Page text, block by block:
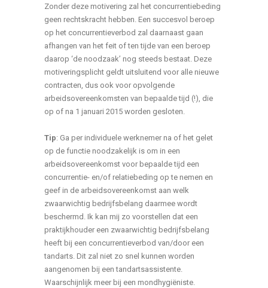
Zonder deze motivering zal het concurrentiebeding
geen rechtskracht hebben. Een succesvol beroep
op het concurrentieverbod zal daarnaast gaan
afhangen van het feit of ten tijde van een beroep
daarop ‘de noodzaak’ nog steeds bestaat. Deze
motiveringsplicht geldt uitsluitend voor alle nieuwe
contracten, dus ook voor opvolgende
arbeidsovereenkomsten van bepaalde tijd (!), die
op of na 1 januari 2015 worden gesloten.
Tip: Ga per individuele werknemer na of het gelet
op de functie noodzakelijk is om in een
arbeidsovereenkomst voor bepaalde tijd een
concurrentie- en/of relatiebeding op te nemen en
geef in de arbeidsovereenkomst aan welk
zwaarwichtig bedrijfsbelang daarmee wordt
beschermd. Ik kan mij zo voorstellen dat een
praktijkhouder een zwaarwichtig bedrijfsbelang
heeft bij een concurrentieverbod van/door een
tandarts. Dit zal niet zo snel kunnen worden
aangenomen bij een tandartsassistente.
Waarschijnlijk meer bij een mondhygiëniste.